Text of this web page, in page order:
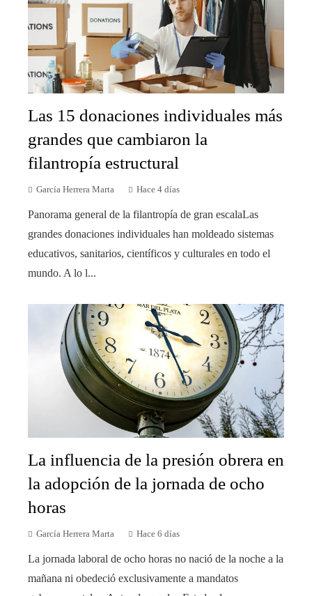
Las 15 donaciones individuales más
grandes que cambiaron la
filantropía estructural
García Herrera Marta Hace 4 días
Panorama general de la filantropía de gran escalaLas
grandes donaciones individuales han moldeado sistemas
educativos, sanitarios, científicos y culturales en todo el
mundo. A lo l...
La influencia de la presión obrera en
la adopción de la jornada de ocho
horas
García Herrera Marta Hace 6 días
La jornada laboral de ocho horas no nació de la noche a la
mañana ni obedeció exclusivamente a mandatos